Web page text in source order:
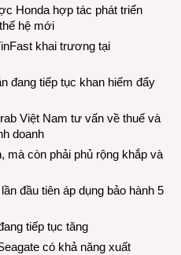
Honda hợp tác phát triển
hệ mới
khai trương tại
đang tiếp tục khan hiếm đẩy
Việt Nam tư vấn về thuế và
doanh
mà còn phải phủ rộng khắp và
đầu tiên áp dụng bảo hành 5
tiếp tục tăng
có khả năng xuất